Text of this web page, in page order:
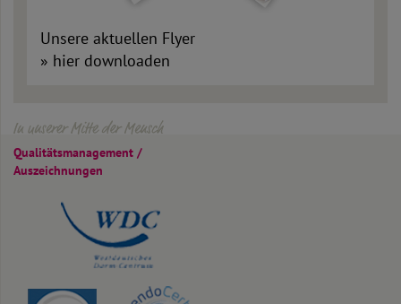
Unsere aktuellen Flyer
» hier downloaden
Qualitäts­management /
Auszeichnungen